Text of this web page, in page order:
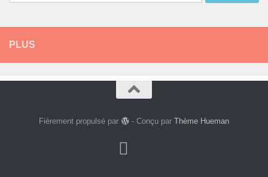
PLUS
Fièrement propulsé par - Conçu par Thème Hueman